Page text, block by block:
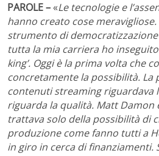
PAROLE –«Le tecnologie e
hanno creato cose
strumento di
tutta la mia carriera ho
king’. Oggi è la prima volta che
concretamente la possibilità. La
contenuti streaming riguardava
riguarda la qualità. Matt Damon
trattava solo della possibilità di
produzione come fanno tutti a
in giro in cerca di